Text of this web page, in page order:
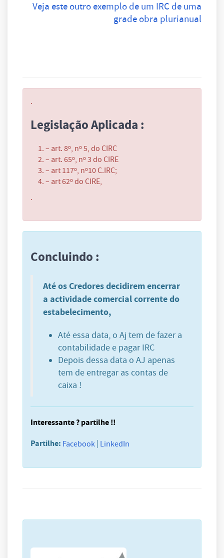
Veja este outro exemplo de um IRC de uma
grade obra plurianual
.
Legislação Aplicada :
– art. 8º, nº 5, do CIRC
– art. 65º, nº 3 do CIRE
– art 117º, nº10 C.IRC;
– art 62º do CIRE,
.
Concluindo :
Até os Credores decidirem encerrar
a actividade comercial corrente do
estabelecimento,
Até essa data, o Aj tem de fazer a
contabilidade e pagar IRC
Depois dessa data o AJ apenas
tem de entregar as contas de
caixa !
Interessante ? partilhe !!
Partilhe: Facebook LinkedIn